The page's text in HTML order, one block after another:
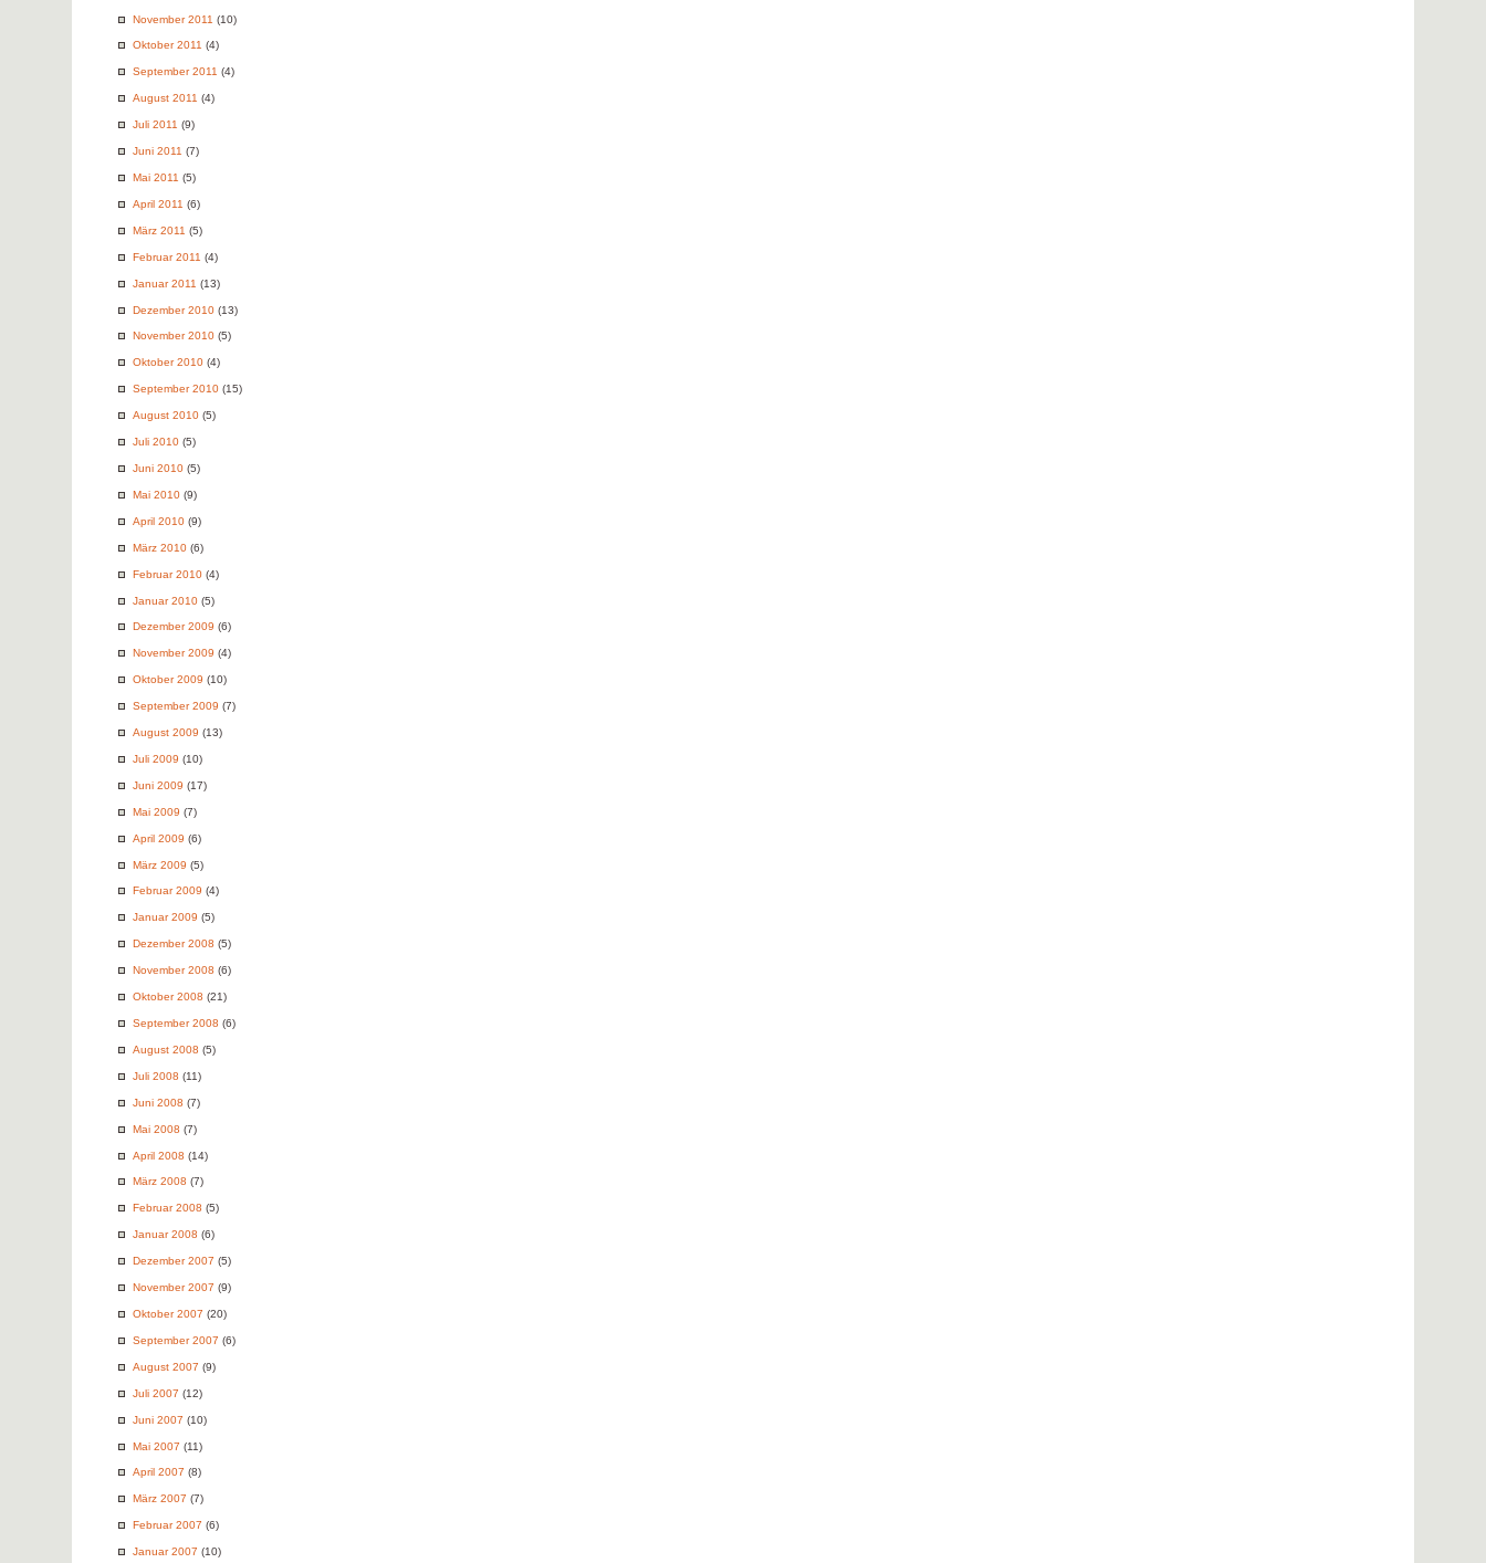
November 2011 (10)
Oktober 2011 (4)
September 2011 (4)
August 2011 (4)
Juli 2011 (9)
Juni 2011 (7)
Mai 2011 (5)
April 2011 (6)
März 2011 (5)
Februar 2011 (4)
Januar 2011 (13)
Dezember 2010 (13)
November 2010 (5)
Oktober 2010 (4)
September 2010 (15)
August 2010 (5)
Juli 2010 (5)
Juni 2010 (5)
Mai 2010 (9)
April 2010 (9)
März 2010 (6)
Februar 2010 (4)
Januar 2010 (5)
Dezember 2009 (6)
November 2009 (4)
Oktober 2009 (10)
September 2009 (7)
August 2009 (13)
Juli 2009 (10)
Juni 2009 (17)
Mai 2009 (7)
April 2009 (6)
März 2009 (5)
Februar 2009 (4)
Januar 2009 (5)
Dezember 2008 (5)
November 2008 (6)
Oktober 2008 (21)
September 2008 (6)
August 2008 (5)
Juli 2008 (11)
Juni 2008 (7)
Mai 2008 (7)
April 2008 (14)
März 2008 (7)
Februar 2008 (5)
Januar 2008 (6)
Dezember 2007 (5)
November 2007 (9)
Oktober 2007 (20)
September 2007 (6)
August 2007 (9)
Juli 2007 (12)
Juni 2007 (10)
Mai 2007 (11)
April 2007 (8)
März 2007 (7)
Februar 2007 (6)
Januar 2007 (10)